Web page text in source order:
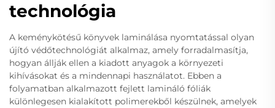
technológia
A keménykötésű könyvek laminálása nyomtatással olyan
újító védőtechnológiát alkalmaz, amely forradalmasítja,
hogyan állják ellen a kiadott anyagok a környezeti
kihívásokat és a mindennapi használatot. Ebben a
folyamatban alkalmazott fejlett lamináló fóliák
különlegesen kialakított polimerekből készülnek, amelyek